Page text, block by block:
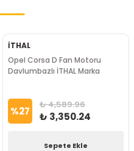
İTHAL
Opel Corsa D Fan Motoru
Davlumbazlı İTHAL Marka
%27 ₺ 4,589.96
₺ 3,350.24
Sepete Ekle